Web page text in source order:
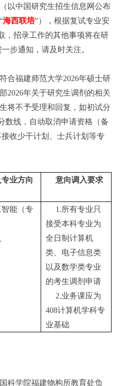
以中国研究生招生信息网公布
海西联培”），根据复试专业安
，招录工作的其他事项将在研
步通知，请及时关注。
合福建师范大学2026年硕士研
2026年关于研究生调剂的相关
将不予受理和回复，如初试分
数线，自动取消申请资格（备
收少干计划、士兵计划等专
业方向
意向调入要求
智能（专
1.所有专业只
接受本科专业为
全日制计算机
类、电子信息类
以及数学类专业
的考生调剂申请
2.业务课应为
408计算机学科专
业基础
科学院福建物构所教育处负